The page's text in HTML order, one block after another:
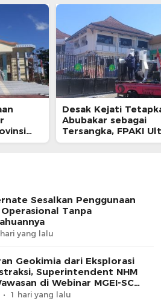
Desak Kejati
Abubakar sebagai
Tersangka, FPAKI
Kajati dan BPK
Sesalkan Penggunaan
Tanpa
yang lalu
Geokimia dari Eksplorasi
Superintendent NHM
di Webinar MGEI-SC
1 hari yang lalu